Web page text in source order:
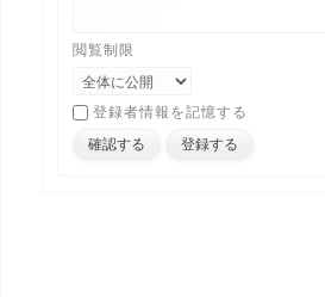
閲覧制限
登録者情報を記憶する